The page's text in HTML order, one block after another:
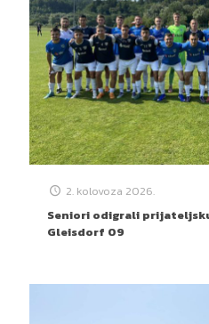
2. kolovoza 2026.
Seniori odigrali
Gleisdorf 09